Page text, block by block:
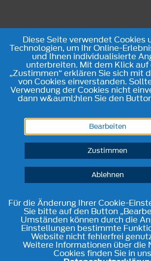
Diese Seite verwendet Cookies
Technologien, um Ihr Online-
und Ihnen individualisierte
unterbreiten. Mit dem Klick
„Zustimmen“ erklären Sie sich mit
von Cookies einverstanden.
Verwendung der Cookies nicht
dann w&auml;hlen Sie den
Bearbeiten
Zustimmen
Ablehnen
Für die Änderung Ihrer Cookie-
Sie bitte auf den Button
Umständen können durch die
Einstellungen bestimmte
Website nicht fehlerfrei
Weitere Informationen über die
Cookies finden Sie in